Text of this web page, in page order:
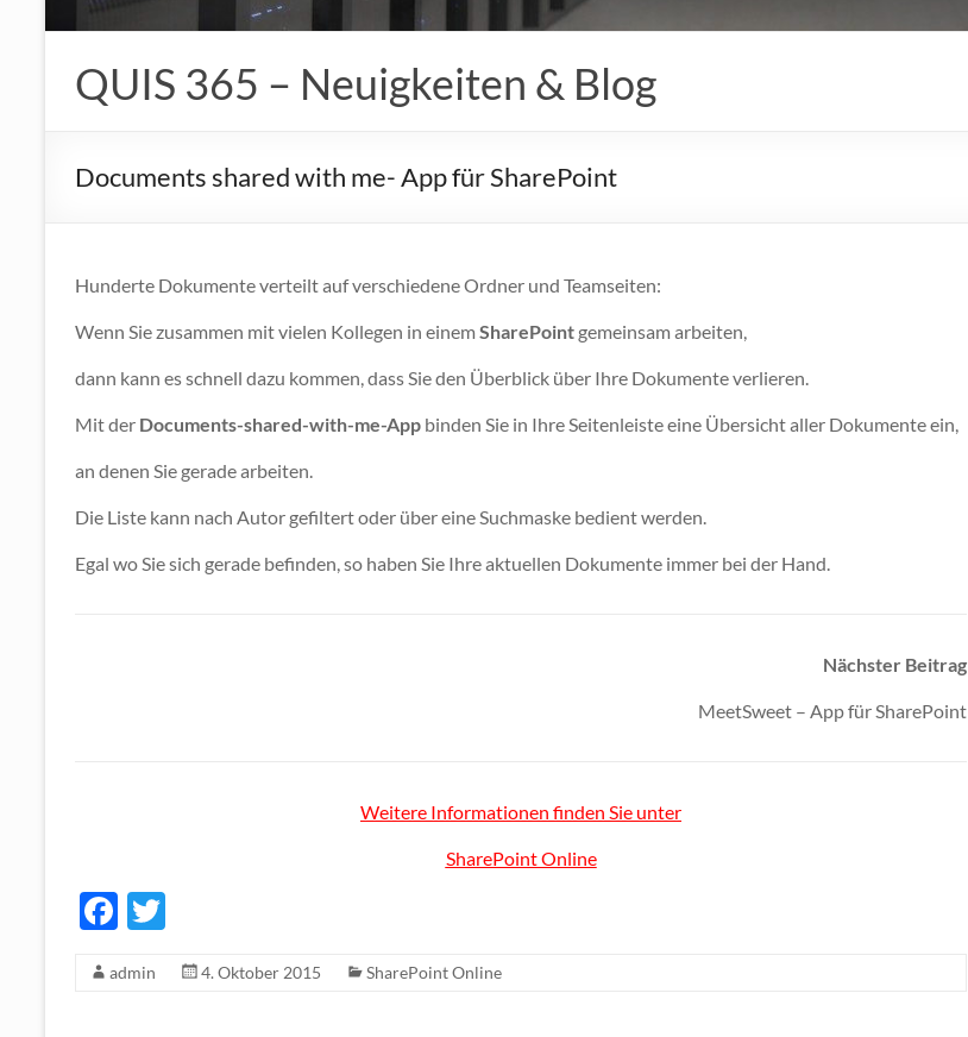
QUIS 365 – Neuigkeiten & Blog
Documents shared with me- App für SharePoint
Hunderte Dokumente verteilt auf verschiedene Ordner und Teamseiten:
Wenn Sie zusammen mit vielen Kollegen in einemSharePoint gemeinsam arbeiten,
dann kann es schnell dazu kommen, dass Sie den Überblick über Ihre Dokumente verlieren.
Mit der Documents-shared-with-me-App binden Sie in Ihre Seitenleiste eine Übersicht aller Dokumente ein,
an denen Sie gerade arbeiten.
Die Liste kann nach Autor gefiltert oder über eine Suchmaske bedient werden.
Egal wo Sie sich gerade befinden, so haben Sie Ihre aktuellen Dokumente immer bei der Hand.
Nächster Beitrag
MeetSweet – App für SharePoint
Weitere Informationen finden Sie unter
SharePoint Online
F
e
itt
admin 4. Oktober 2015 SharePoint Online